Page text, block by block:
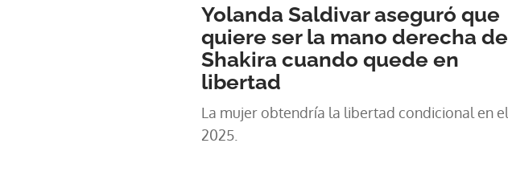
Yolanda Saldivar aseguró que
quiere ser la mano derecha de
Shakira cuando quede en
libertad
La mujer obtendría la libertad condicional en el
2025.